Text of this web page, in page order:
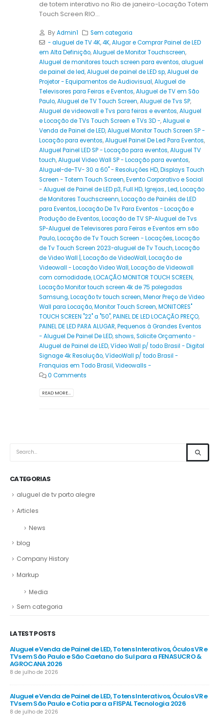
de totem interativo no Rio de janeiro-Locação Totem
Touch Screen RIO...
ByAdmin1
Sem categoria
- aluguel de TV 4K,4K,Alugar e Comprar Painel de LED
em Alta Definição,Aluguel de Monitor Touchscreen,
Aluguel de monitores touch screen para eventos,aluguel
de painel de led,Aluguel de painel de LED sp,Aluguel de
Projetor - Equipamentos de Audiovisual,Aluguel de
Televisores para Feiras e Eventos,Aluguel de TV em São
Paulo,Aluguel de TV Touch Screen,Aluguel de Tvs SP,
Aluguel de videowall e Tvs para feiras e eventos,Aluguel
e Locação de TVs Touch Screen e TVs 3D -,Aluguel e
Venda de Painel de LED,Aluguel Monitor Touch Screen SP -
Locação para eventos,Aluguel Painel De Led Para Eventos,
Aluguel Painel LED SP - Locação para eventos,Aluguel TV
touch,Aluguel Video Wall SP - Locação para eventos,
Aluguel-de-TV- 30 a 60" - Resoluções HD,Displays Touch
Screen - Totem Touch Screen,Evento Corporativo e Social
- Aluguel de Painel de LED p3,Full HD,Igrejas.,Led,Locação
de Monitores Touchscreenn,Locação de Painéis de LED
para Eventos,Locação De Tv Para Eventos - Locação e
Produção de Eventos,Locação de TV SP-Aluguel de Tvs
SP-Aluguel de Televisores para Feiras e Eventos em são
Paulo,Locação de Tv Touch Screen - Locações,Locação
de Tv Touch Screen 2023-aluguel de Tv Touch,Locação
de Video Wall | ,Locação de VideoWall,Locação de
Videowall - Locação Video Wall,Locação de Videowall
com comodidade,LOCAÇÃO MONITOR TOUCH SCREEN,
Locação Monitor touch screen 4k de 75 polegadas
Samsung,Locação tv touch screen,Menor Preço de Video
Wall para Locação,Monitor Touch Screen,MONITORES"
TOUCH SCREEN "22" a "50",PAINEL DE LED LOCAÇÃO PREÇO,
PAINEL DE LED PARA ALUGAR,Pequenos à Grandes Eventos
- Aluguel De Painel De LED,shows,Solicite Orçamento -
Aluguel de Painel de LED,Vídeo Wall p/ todo Brasil - Digital
Signage 4k Resolução,VídeoWall p/ todo Brasil -
Franquias em Todo Brasil,Videowalls -
0 Comments
READ MORE...
CATEGORIAS
aluguel de tv porto alegre
Articles
News
blog
Company History
Markup
Media
Sem categoria
LATEST POSTS
Aluguel e Venda de Painel de LED, Totens Interativos, Óculos VR e
TVs em São Paulo e São Caetano do Sul para a FENASUCRO &
AGROCANA 2026
8 de julho de 2026
Aluguel e Venda de Painel de LED, Totens Interativos, Óculos VR e
TVs em São Paulo e Cotia para a FISPAL Tecnologia 2026
8 de julho de 2026